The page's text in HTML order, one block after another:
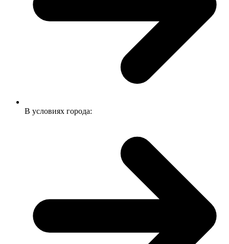
В условиях города: